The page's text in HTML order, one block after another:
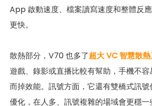
App 啟動速度、檔案讀寫速度和整體反
更快。
散熱部分，V70 也多了超大 VC 智慧散
遊戲、錄影或直播比較有幫助，手機不
而掉效能。訊號方面，它還有雙橋式訊
優化，在人多、訊號複雜的場域會更穩一